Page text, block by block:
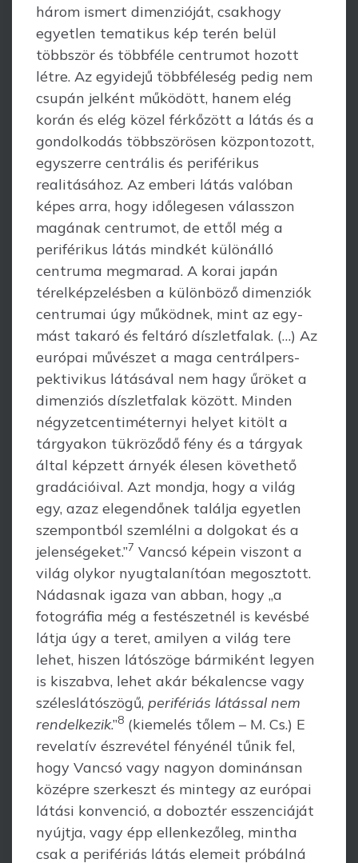
három ismert dimenzióját, csakhogy
egyetlen tematikus kép terén belül
többször és több­féle centrumot hozott
létre. Az egyidejű többféleség pedig nem
csupán jelként működött, hanem elég
korán és elég közel férkőzött a látás és a
gondolkodás többszörösen központozott,
egyszerre centrális és periférikus
realitásához. Az emberi látás valóban
képes arra, hogy időlegesen válasszon
magának centrumot, de ettől még a
periférikus látás mindkét különálló
centruma megmarad. A korai japán
térelképzelésben a különböző dimenziók
centrumai úgy működnek, mint az egy­
mást takaró és feltáró díszletfalak. (…) Az
európai művészet a maga centrálpers­
pektivikus látásával nem hagy űröket a
dimenziós díszletfalak között. Minden
négyzetcentiméternyi helyet kitölt a
tárgyakon tükröződő fény és a tárgyak
által képzett árnyék élesen követhető
gradációival. Azt mondja, hogy a világ
egy, azaz elegendőnek találja egyetlen
szempontból szemlélni a dolgokat és a
jelenségeket.”7 Vancsó képein viszont a
világ olykor nyugtalanítóan megosztott.
Nádasnak igaza van abban, hogy „a
fotográfia még a festészetnél is kevésbé
látja úgy a teret, amilyen a világ tere
lehet, hiszen látószöge bármiként legyen
is kiszabva, lehet akár békalencse vagy
széleslátószögű, perifériás látással nem
rendelkezik.”8 (kiemelés tőlem – M. Cs.) E
revelatív észrevétel fényénél tűnik fel,
hogy Vancsó vagy nagyon dominánsan
középre szerkeszt és mintegy az európai
látási konvenció, a doboztér esszenciáját
nyújtja, vagy épp ellenkezőleg, mintha
csak a perifériás látás elemeit próbálná